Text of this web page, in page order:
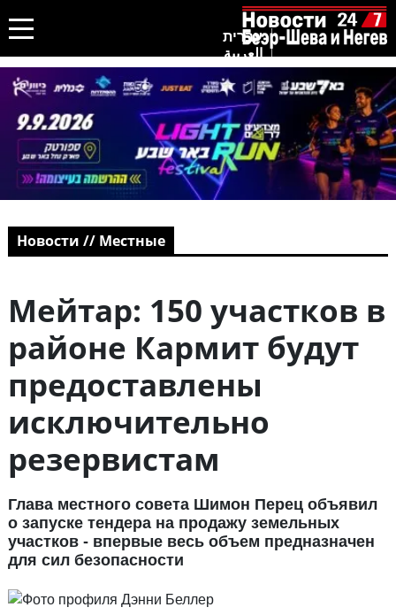
עברית
العربية
Новости // Местные
Мейтар: 150 участков в
районе Кармит будут
предоставлены
исключительно
резервистам
Глава местного совета Шимон Перец объявил
о запуске тендера на продажу земельных
участков - впервые весь объем предназначен
для сил безопасности